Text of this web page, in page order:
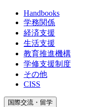
Handbooks
学務関係
経済支援
生活支援
教育推進機構
学修支援制度
その他
CISS
国際交流・留学